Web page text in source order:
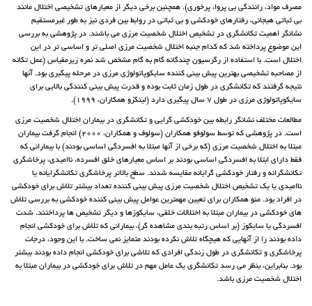
مصرف مواد، رانندگی بی پروا، پرخوری). همچنین برخی دیگر از معیارهای تشخیصی اختلال مانند
بی ثباتی هیجانی، رفتارهای خودکشی و بی ثباتی در روابط بین فردی نیز به طور غیرمستقیم
نشانگر اهمیت تکانشگری در تشخیص اختلال شخصیت مرزی می باشند. در پژوهشی به بررسی
این موضوع پرداخته شد که کدام جنبه اختلال شخصیت مرزی اصلی تر و اساسی تر در این
اختلال است. با استفاده از رگرسیون چندگانه گام به گام مشخص شد نمره زیرمقیاس (عمل تکانه
از مصاحبه تشخیصی بهترین پیش بینی کننده سایکوپاتولوژی مرزی در مرحله پیگیری بود. آنها
نتیجه گرفتند که تکانشگری در طول زمان ثابت بوده و قدرت پیش بینی کنندگی بالایی برای
سایکوپاتولوژی مرزی در طول 7 سال پیگیری دارد (لینکزو همکاران، 1999).
مطالعات مختلف نشانگر رابطه بین خودکشی گرایی و تکانشگری در بیماران اختلال شخصیت مرزی
است. در پژوهشی که توسط سولوفو همکاران (سولوف و همکاران، 2000) انجام گرفت بیماران
مبتلا به اختلال شخصیت مرزی (که برخی از آنها مبتلا به افسردگی اساسی بودند) با بیمارانی که
فقط دارای ابتلا به افسردگی اساسی بودند بر اساس معیارهای خلق افسرده، ناامیدی، پرخاشگری
تکانشگرانه و رفتار خودکشی گرایانه مقایسه شدند. سطح بالاتر پرخاشگری تکانشگرایانه یا
ناامیدی یا یک تشخیص اختلال شخصیت مرزی پیش بینی کننده تعداد بیشتر تلاش برای خودکشی
در افراد بود. منو همکاران برای تعیین مهمترین عوامل پیش بینی کننده خودکشی به بررسی تلاش
های خودکشی در بیماران مبتلا به اختلالات خلقی، سایکوزها و دیگر تشخیص ها پرداختند. شدت
افسردگی یا سایکوز (بر اساس رتبه بندی مشاهده گر)، بیمارانی که تلاش برای خودکشی انجام
داده بودند را از آنهایی که هیچگاه تلاش نکرده بودند متمایز نمی ساخت. با این وجود، درجات
پرخاشگری و تکانشگری در طول زندگی افرادی که تلاشی برای خودکشی انجام داده بودند بیشتر
بود. بنابراین، بنظر می رسد تکانشگری یک عامل مهم در تلاش برای خودکشی در بیماران مبتلا به
اختلال شخصیت مرزی باشد.